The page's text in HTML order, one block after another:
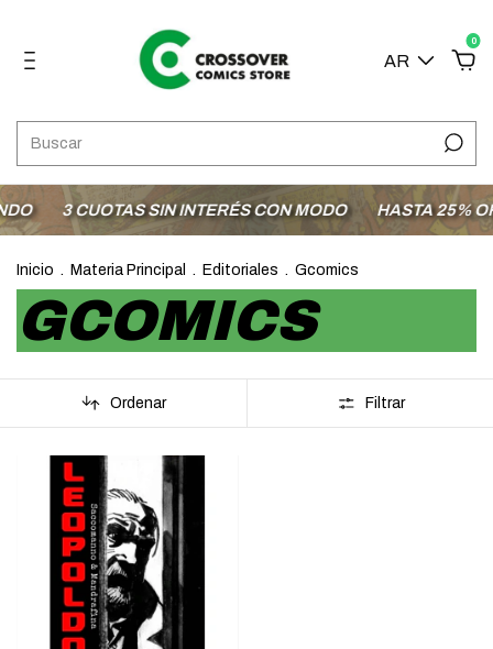
AR
0
3 CUOTAS SIN INTERÉS CON MODO HASTA 25%
Inicio . Materia Principal . Editoriales . Gcomics
GCOMICS
Ordenar Filtrar